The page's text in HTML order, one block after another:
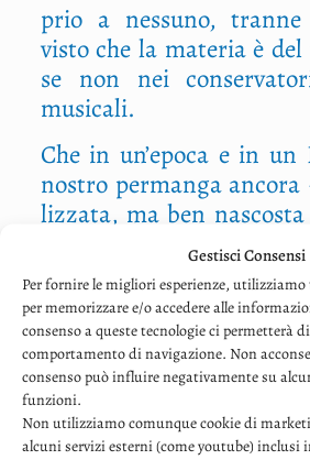
Gestisci Consensi
Per fornire le migliori esperienze, utilizziamo
per memorizzare e/o accedere alle
consenso a queste tecnologie ci permetterà
comportamento di navigazione. Non
consenso può influire negativamente su
funzioni.
Non utilizziamo comunque cookie di
alcuni servizi esterni (come youtube) inclusi
prio a nes­su­no,
visto che la mate­ria è
se non nei
musicali.
Che in un’epoca e in un
nostro per­man­ga
liz­za­ta, ma ben
– que­sta
lavo­ra­to­ri e intel­let­tua­li
piut­to­sto gros­so.
vista pra­ti­co: il mon­do
bia in modo così rapi­do
scuo­la inse­gna rischia di
chio, ora che gli stu­di si
sele­zio­na­re le